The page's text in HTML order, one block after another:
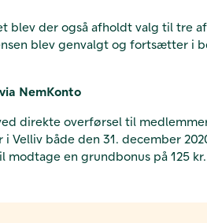
blev der også afholdt valg til tre
blev genvalgt og fortsætter i
NemKonto
direkte overførsel til
Velliv både den 31. december
en grundbonus på 125 kr.